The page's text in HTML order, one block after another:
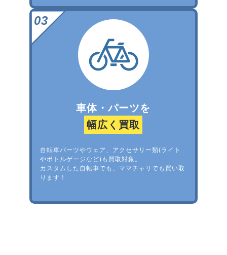
車体・パーツを
幅広く買取
自転車パーツやウェア、アクセサリー類(ライト
やボトルゲージなど)も買取対象。
カスタムした自転車でも、ママチャリでも買い取
ります！